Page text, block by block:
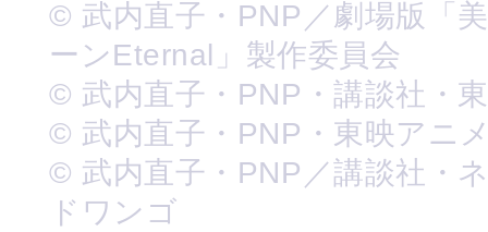
© 武内直子・PNP／劇場版「
ーンEternal」製作委員会
© 武内直子・PNP・講談社・
© 武内直子・PNP・東映アニ
© 武内直子・PNP／講談社・
ドワンゴ